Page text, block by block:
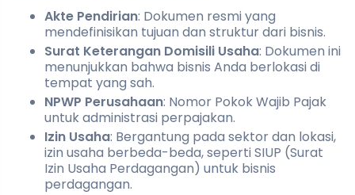
Akte Pendirian: Dokumen resmi yang
mendefinisikan tujuan dan struktur dari bisnis.
Surat Keterangan Domisili Usaha: Dokumen ini
menunjukkan bahwa bisnis Anda berlokasi di
tempat yang sah.
NPWP Perusahaan: Nomor Pokok Wajib Pajak
untuk administrasi perpajakan.
Izin Usaha: Bergantung pada sektor dan lokasi,
izin usaha berbeda-beda, seperti SIUP (Surat
Izin Usaha Perdagangan) untuk bisnis
perdagangan.